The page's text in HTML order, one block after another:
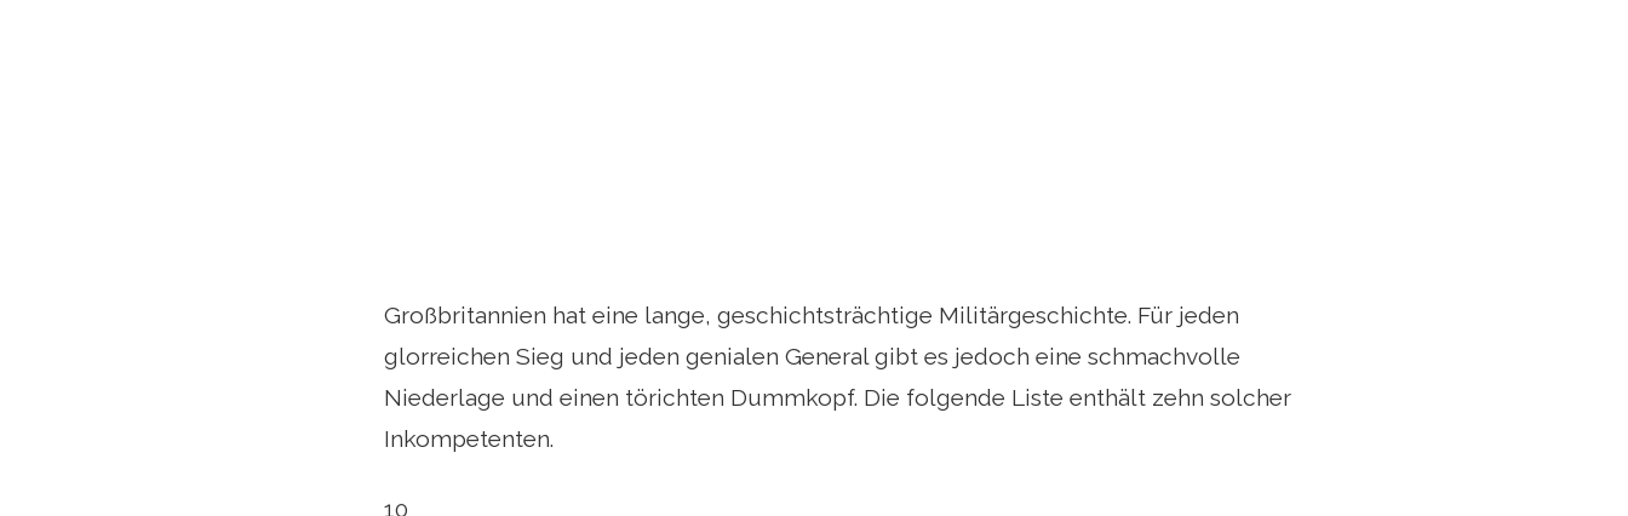
Großbritannien hat eine lange, geschichtsträchtige Militärgeschichte. Für jeden
glorreichen Sieg und jeden genialen General gibt es jedoch eine schmachvolle
Niederlage und einen törichten Dummkopf. Die folgende Liste enthält zehn solcher
Inkompetenten.
10